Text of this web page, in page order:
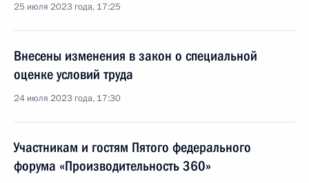
25 июля 2023 года, 17:25
Внесены изменения в закон о специальной
оценке условий труда
24 июля 2023 года, 17:30
Участникам и гостям Пятого федерального
форума «Производительность 360»